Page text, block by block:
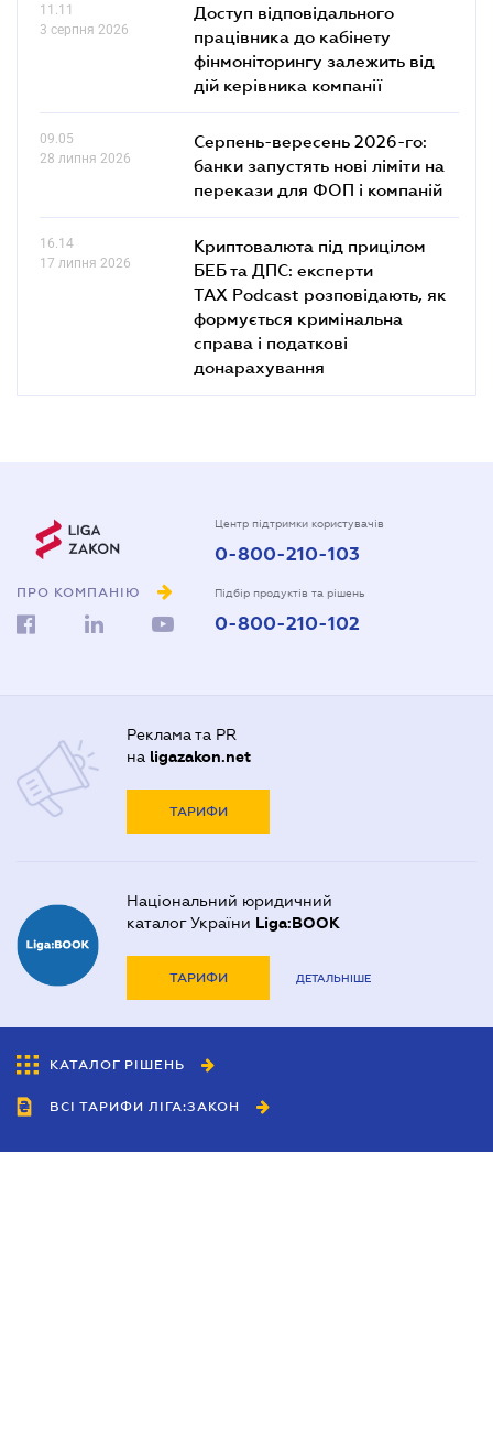
11.11
3 серпня 2026
Доступ відповідального
працівника до кабінету
фінмоніторингу залежить від
дій керівника компанії
09.05
28 липня 2026
Серпень-вересень 2026-го:
банки запустять нові ліміти на
перекази для ФОП і компаній
16.14
17 липня 2026
Криптовалюта під прицілом
БЕБ та ДПС: експерти
TAX Podcast розповідають, як
формується кримінальна
справа і податкові
донарахування
ПРО КОМПАНІЮ
Центр підтримки користувачів
0-800-210-103
Підбір продуктів та рішень
0-800-210-102
Реклама та PR
на ligazakon.net
ТАРИФИ
Національний юридичний
каталог України Liga:BOOK
ТАРИФИ ДЕТАЛЬНІШЕ
КАТАЛОГ РІШЕНЬ
ВСІ ТАРИФИ ЛІГА:ЗАКОН